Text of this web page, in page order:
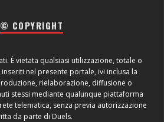
© COPYRIGHT
È vietata qualsiasi utilizzazione, totale o
nel presente portale, ivi inclusa la
rielaborazione, diffusione o
stessi mediante qualunque piattaforma
telematica, senza previa autorizzazione
da parte di Duels.